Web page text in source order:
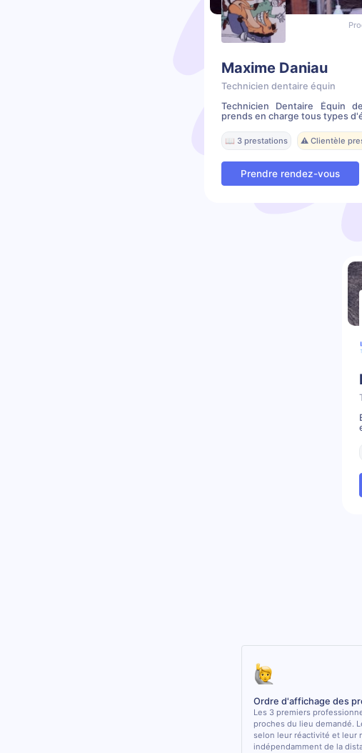
Maxime Daniau
Technicien dentaire équin
Technicien Dentaire Équin
prends en charge tous types
📖 3 prestations ⚠️ Clientèle
Prendre rendez-vous
Ordre d'affichage des
Les 3 premiers
proches du lieu demandé.
selon leur réactivité et leur
indépendamment de la